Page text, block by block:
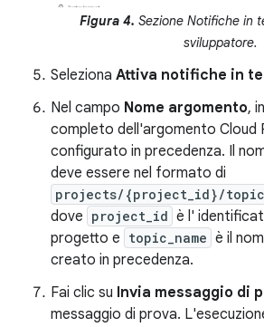
Figura 4. Sezione Notifiche in
sviluppatore.
Seleziona Attiva notifiche in
Nel campo Nome argomento,
completo dell'argomento Cloud
configurato in precedenza. Il
deve essere nel formato di
projects/{project_id}/
dove project_id è l'
progetto e topic_name è il
creato in precedenza.
Fai clic su Invia messaggio di
messaggio di prova.